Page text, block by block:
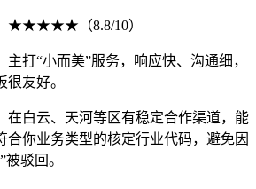
★★★★★（8.8/10）
主打“小而美”服务，响应快、沟通细，
很友好。
在白云、天河等区有稳定合作渠道，能
合你业务类型的核定行业代码，避免因
被驳回。